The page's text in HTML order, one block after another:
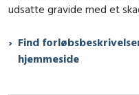
udsatte gravide med et
Find
hjemmeside